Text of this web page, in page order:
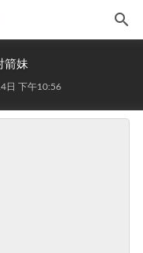
箭妹
日 下午10:56